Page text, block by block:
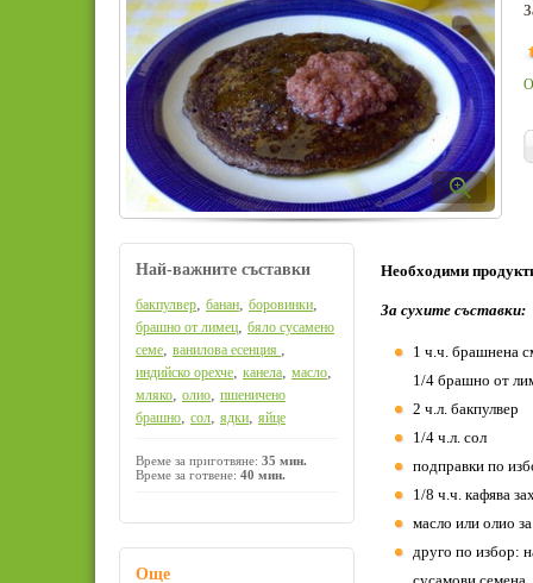
Необходими
За сухите съставки:
1 ч.ч. брашнена
1/4 брашно от
2 ч.л. бакпулвер
1/4 ч.л. сол
подправки по
1/8 ч.ч. кафява
масло или олио
друго по избор:
Най-важните съставки
бакпулвер, банан, боровинки,
брашно от лимец, бяло сусамено
семе, ванилова есенция ,
индийско орехче, канела, масло,
мляко, олио, пшеничено
брашно, сол, ядки, яйце
Време за приготвяне: 35 мин.
Време за готвене: 40 мин.
Още